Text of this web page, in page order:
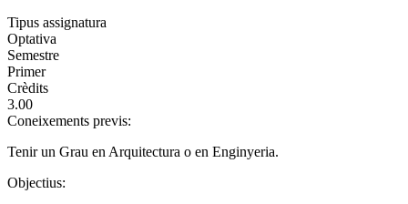
Tipus assignatura
Optativa
Semestre
Primer
Crèdits
3.00
Coneixements previs:
Tenir un Grau en Arquitectura o en Enginyeria.
Objectius: